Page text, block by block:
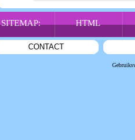
SITEMAP: HTML
CONTACT